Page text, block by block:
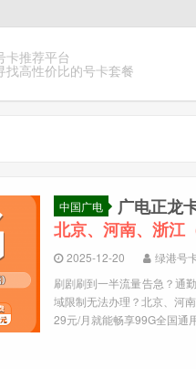
卡推荐平台
找高性价比的号卡套餐
中国广电 广电正龙
北京、河南、浙江
2025-12-20 绿港号
刷剧刷到一半流量告急？通
域限制无法办理？北京、河
29元/月就能畅享99G全国通